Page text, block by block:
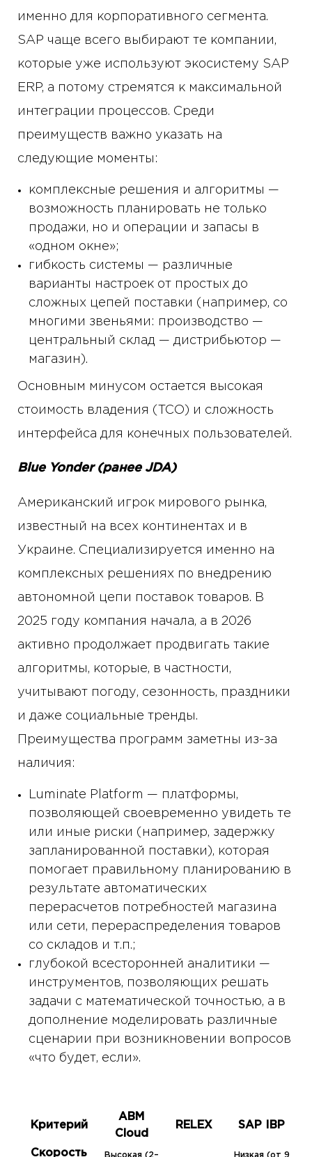
именно для корпоративного сегмента.
SAP чаще всего выбирают те компании,
которые уже используют экосистему SAP
ERP, а потому стремятся к максимальной
интеграции процессов. Среди
преимуществ важно указать на
следующие моменты:
комплексные решения и алгоритмы —
возможность планировать не только
продажи, но и операции и запасы в
«одном окне»;
гибкость системы — различные
варианты настроек от простых до
сложных цепей поставки (например, со
многими звеньями: производство —
центральный склад — дистрибьютор —
магазин).
Основным минусом остается высокая
стоимость владения (TCO) и сложность
интерфейса для конечных пользователей.
Blue Yonder (ранее JDA)
Американский игрок мирового рынка,
известный на всех континентах и ​​в
Украине. Специализируется именно на
комплексных решениях по внедрению
автономной цепи поставок товаров. В
2025 году компания начала, а в 2026
активно продолжает продвигать такие
алгоритмы, которые, в частности,
учитывают погоду, сезонность, праздники
и даже социальные тренды.
Преимущества программ заметны из-за
наличия:
Luminate Platform — платформы,
позволяющей своевременно увидеть те
или иные риски (например, задержку
запланированной поставки), которая
помогает правильному планированию в
результате автоматических
перерасчетов потребностей магазина
или сети, перераспределения товаров
со складов и т.п.;
глубокой всесторонней аналитики —
инструментов, позволяющих решать
задачи с математической точностью, а в
дополнение моделировать различные
сценарии при возникновении вопросов
«что будет, если».
Критерий
ABM
Cloud
RELEX SAP IBP
Скорость